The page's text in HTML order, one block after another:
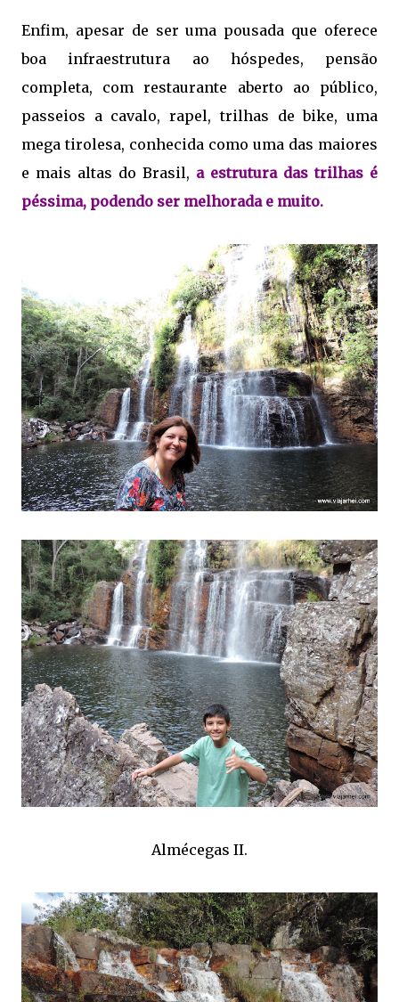
Enfim, apesar de ser uma pousada que oferece
boa infraestrutura ao hóspedes, pensão
completa, com restaurante aberto ao público,
passeios a cavalo, rapel, trilhas de bike, uma
mega tirolesa, conhecida como uma das maiores
e mais altas do Brasil, a estrutura das trilhas é
péssima, podendo ser melhorada e muito.
Almécegas II.